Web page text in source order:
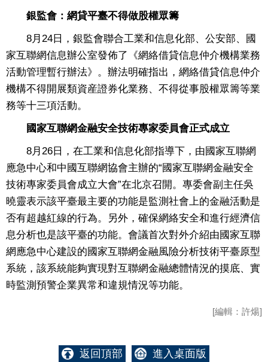
銀監會：網貸平臺不得做股權眾籌
8月24日，銀監會聯合工業和信息化部、公安部、國
家互聯網信息辦公室發佈了《網絡借貸信息仲介機構業務
活動管理暫行辦法》。辦法明確指出，網絡借貸信息仲介
機構不得開展類資産證券化業務、不得從事股權眾籌等業
務等十三項活動。
國家互聯網金融安全技術專家委員會正式成立
8月26日，在工業和信息化部指導下，由國家互聯網
應急中心和中國互聯網協會主辦的“國家互聯網金融安全
技術專家委員會成立大會”在北京召開。專委會副主任吳
曉靈表示該平臺最主要的功能是監測社會上的金融活動是
否有超越紅線的行為。另外，確保網絡安全和進行經濟信
息分析也是該平臺的功能。會議首次對外介紹由國家互聯
網應急中心建設的國家互聯網金融風險分析技術平臺原型
系統，該系統能夠實現對互聯網金融總體情況的摸底、實
時監測預警企業異常和違規情況等功能。
[編輯：許煬]
返回頂部 進入桌面版